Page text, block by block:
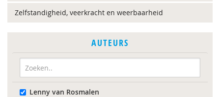
Zelfstandigheid, veerkracht en weerbaarheid
AUTEURS
Lenny van Rosmalen